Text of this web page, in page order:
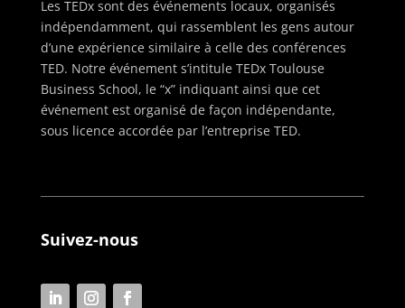
Les TEDx sont des événements locaux, organisés
indépendamment, qui rassemblent les gens autour
d’une expérience similaire à celle des conférences
TED. Notre événement s’intitule TEDx Toulouse
Business School, le “x” indiquant ainsi que cet
événement est organisé de façon indépendante,
sous licence accordée par l’entreprise TED.
Suivez-nous